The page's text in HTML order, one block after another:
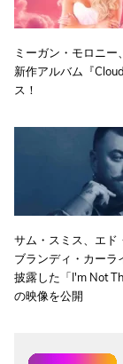
ミーガン・モロニー
新作アルバム『
ス！
サム・スミス、エド
ブランディ・カーラ
披露した「I'm Not
の映像を公開